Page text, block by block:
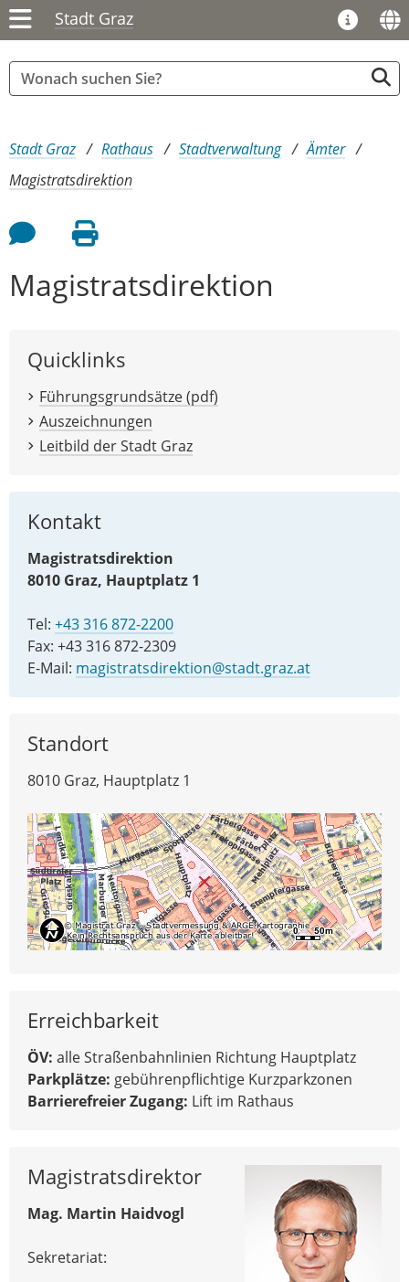
Stadt Graz
Sie sind hier:
Stadt Graz Rathaus Stadtverwaltung
Ämter
Magistratsdirektion
Feedback an Autor
Seite drucken
Magistratsdirektion
Quicklinks
Führungsgrundsätze (pdf)
Auszeichnungen
Leitbild der Stadt Graz
Kontakt
Magistratsdirektion
8010 Graz, Hauptplatz 1
Tel: +43 316 872-2200
Fax: +43 316 872-2309
E-Mail: magistratsdirektion@stadt.graz.at
Standort
8010 Graz, Hauptplatz 1
Erreichbarkeit
ÖV: alle Straßenbahnlinien Richtung Hauptplatz
Parkplätze: gebührenpflichtige Kurzparkzonen
Barrierefreier Zugang: Lift im Rathaus
Magistratsdirektor
Mag. Martin Haidvogl
Sekretariat: